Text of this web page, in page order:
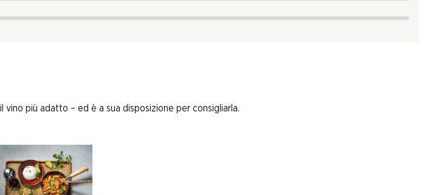
più adatto – ed è a sua disposizione per consigliarla.